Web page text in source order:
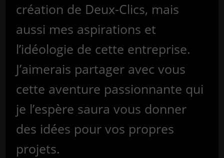
création de Deux-Clics, mais
aussi mes aspirations et
l’idéologie de cette entreprise.
J’aimerais partager avec vous
cette aventure passionnante qui
je l’espère saura vous donner
des idées pour vos propres
projets.